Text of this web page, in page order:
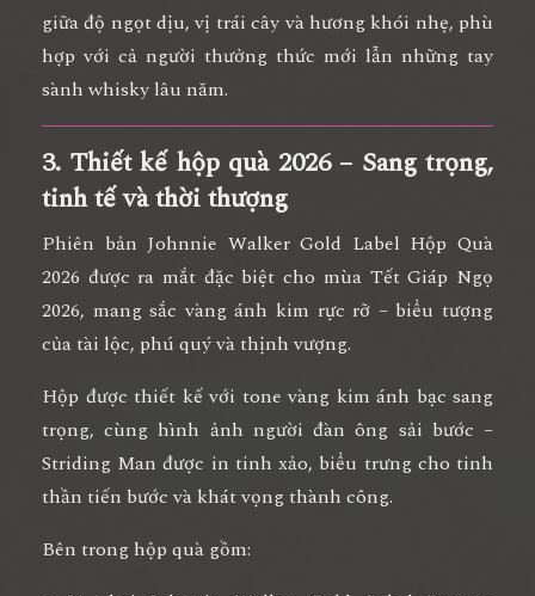
giữađộ ngọt dịu, vị trái cây và hương khói nhẹ, phù
hợp với cả người thưởng thức mới lẫn những tay
sành whisky lâu năm.
3. Thiết kế hộp quà 2026 – Sang trọng,
tinh tế và thời thượng
Phiên bản Johnnie Walker Gold Label Hộp Quà
2026 được ra mắt đặc biệt cho mùa Tết Giáp Ngọ
2026, mang sắc vàng ánh kim rực rỡ – biểu tượng
của tài lộc, phú quý và thịnh vượng.
Hộp được thiết kế với tone vàng kim ánh bạc sang
trọng, cùng hình ảnh người đàn ông sải bước –
Striding Man được in tinh xảo, biểu trưng cho tinh
thần tiến bước và khát vọng thành công.
Bên trong hộp quà gồm: